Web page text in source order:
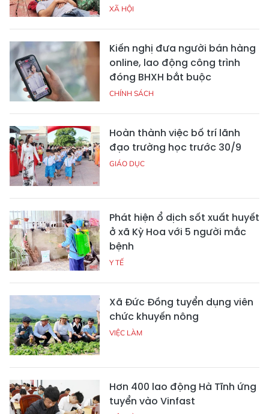
XÃ HỘI
Kiến nghị đưa người bán hàng
online, lao động công trình
đóng BHXH bắt buộc
CHÍNH SÁCH
Hoàn thành việc bố trí lãnh
đạo trường học trước 30/9
GIÁO DỤC
Phát hiện ổ dịch sốt xuất huyết
ở xã Kỳ Hoa với 5 người mắc
bệnh
Y TẾ
Xã Đức Đồng tuyển dụng viên
chức khuyến nông
VIỆC LÀM
Hơn 400 lao động Hà Tĩnh ứng
tuyển vào Vinfast